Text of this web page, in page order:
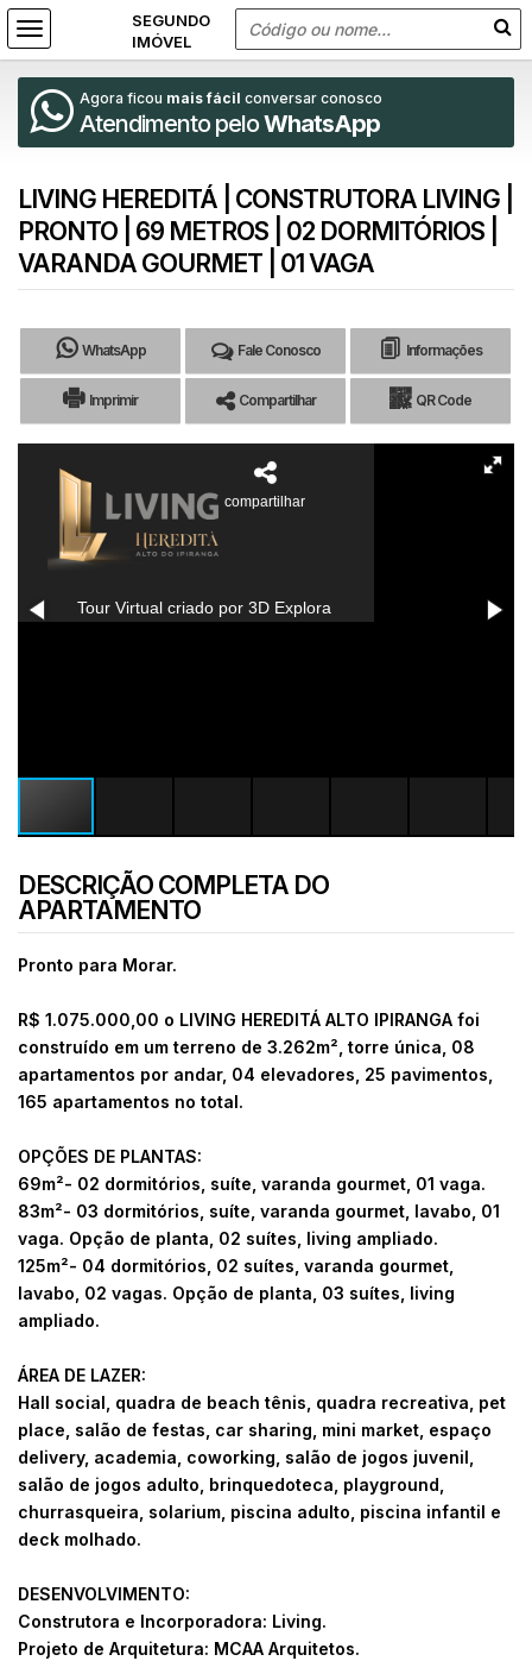
Agora ficou mais fácil conversar conosco
Atendimento peloWhatsApp
LIVING HEREDITÁ | CONSTRUTORA LIVING |
PRONTO | 69 METROS | 02 DORMITÓRIOS |
VARANDA GOURMET | 01 VAGA
WhatsApp Fale Conosco Informações
Imprimir Compartilhar QR Code
DESCRIÇÃO COMPLETA DO
APARTAMENTO
Pronto para Morar.
R$ 1.075.000,00 o LIVING HEREDITÁ ALTO IPIRANGA foi
construído em um terreno de 3.262m², torre única, 08
apartamentos por andar, 04 elevadores, 25 pavimentos,
165 apartamentos no total.
OPÇÕES DE PLANTAS:
69m²- 02 dormitórios, suíte, varanda gourmet, 01 vaga.
83m²- 03 dormitórios, suíte, varanda gourmet, lavabo, 01
vaga. Opção de planta, 02 suítes, living ampliado.
125m²- 04 dormitórios, 02 suítes, varanda gourmet,
lavabo, 02 vagas. Opção de planta, 03 suítes, living
ampliado.
ÁREA DE LAZER:
Hall social, quadra de beach tênis, quadra recreativa, pet
place, salão de festas, car sharing, mini market, espaço
delivery, academia, coworking, salão de jogos juvenil,
salão de jogos adulto, brinquedoteca, playground,
churrasqueira, solarium, piscina adulto, piscina infantil e
deck molhado.
DESENVOLVIMENTO:
Construtora e Incorporadora: Living.
Projeto de Arquitetura: MCAA Arquitetos.